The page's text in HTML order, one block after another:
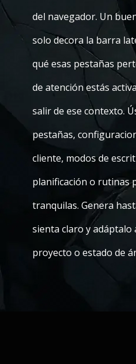
del navegador. Un
solo decora la barra
qué esas pestañas
de atención estás
salir de ese contexto.
pestañas,
cliente, modos de
planificación o rutinas
tranquilas. Genera
sienta claro y adáptalo
proyecto o estado de